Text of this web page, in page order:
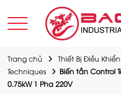
Trang chủ Thiết Bị Điều Khiển
Techniques
Biến tần Control
0.75kW 1 Pha 220V